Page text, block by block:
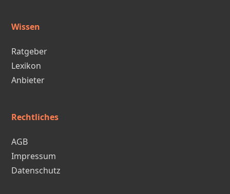
Wissen
Ratgeber
Lexikon
Anbieter
Rechtliches
AGB
Impressum
Datenschutz